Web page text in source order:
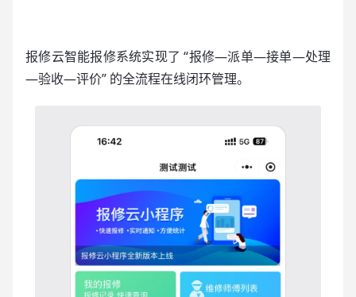
报修云智能报修系统实现了 “报修—派单—接单—处理
—验收—评价” 的全流程在线闭环管理。